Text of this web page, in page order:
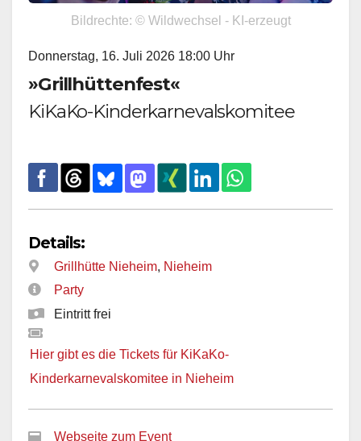
Bildrechte: © Wildwechsel - KI-erzeugt
Donnerstag, 16. Juli 2026 18:00 Uhr
»Grillhüttenfest«
KiKaKo-Kinderkarnevalskomitee
Details:
Grillhütte Nieheim Nieheim
Party
Eintritt frei
Hier gibt es die Tickets für KiKaKo-
Kinderkarnevalskomitee in Nieheim
Webseite zum Event